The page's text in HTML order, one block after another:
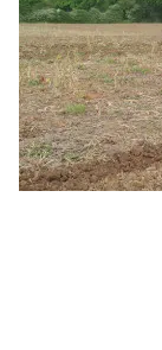
privilégier
La réussite de
passe par le
29 MARS 2018